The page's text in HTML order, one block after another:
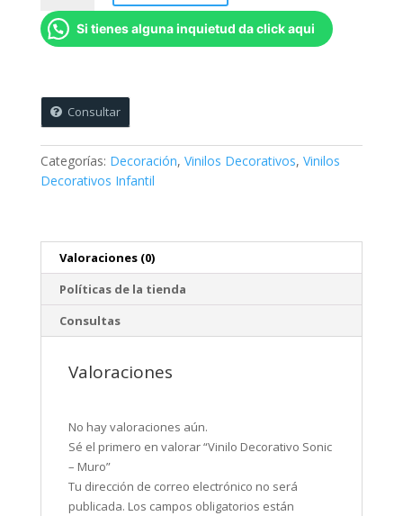
Sonic
-
Muro
Si tienes alguna inquietud da click aqui
Consultar
Categorías: Decoración, Vinilos Decorativos, Vinilos
Decorativos Infantil
Valoraciones (0)
Políticas de la tienda
Consultas
Valoraciones
No hay valoraciones aún.
Sé el primero en valorar “Vinilo Decorativo Sonic
– Muro”
Tu dirección de correo electrónico no será
publicada. Los campos obligatorios están